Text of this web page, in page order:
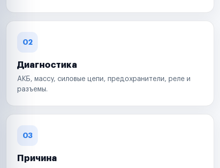
02
Диагностика
АКБ, массу, силовые цепи, предохранители, реле и
разъемы.
03
Причина